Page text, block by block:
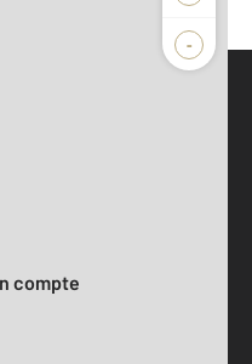
-
compte